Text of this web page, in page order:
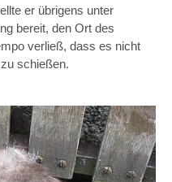
er übrigens unter
bereit, den Ort des
verließ, dass es nicht
schießen.